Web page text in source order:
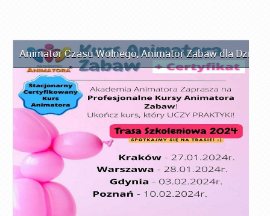
Animator Czasu Wolnego,Animator Zabaw dla Dzieci